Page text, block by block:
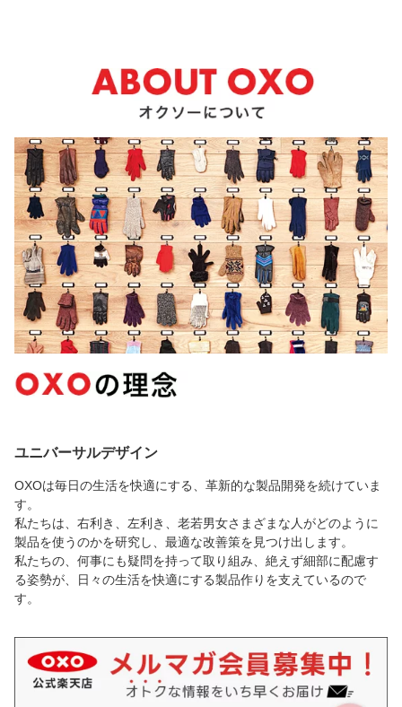
ユニバーサルデザイン
OXOは毎日の生活を快適にする、革新的な製品開発を続けていま
す。
私たちは、右利き、左利き、老若男女さまざまな人がどのように
製品を使うのかを研究し、最適な改善策を見つけ出します。
私たちの、何事にも疑問を持って取り組み、絶えず細部に配慮す
る姿勢が、日々の生活を快適にする製品作りを支えているので
す。